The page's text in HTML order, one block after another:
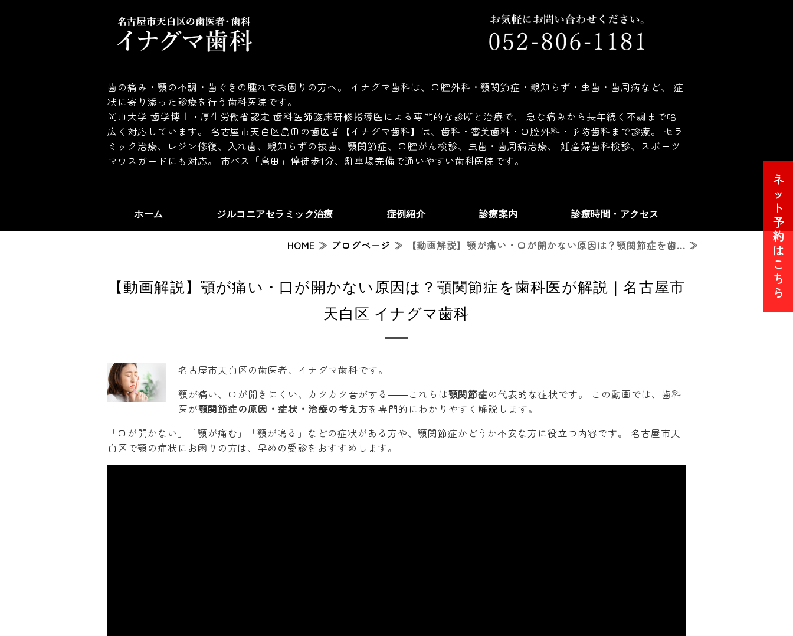
歯の痛み・顎の不調・歯ぐきの腫れでお困りの方へ。 イナグマ歯科は、口腔外科・顎関節症・親知らず・虫歯・歯周病など、 症
状に寄り添った診療を行う歯科医院です。
岡山大学 歯学博士・厚生労働省認定 歯科医師臨床研修指導医による専門的な診断と治療で、 急な痛みから長年続く不調まで幅
広く対応しています。 名古屋市天白区島田の歯医者【イナグマ歯科】は、歯科・審美歯科・口腔外科・予防歯科まで診療。 セラ
ミック治療、レジン修復、入れ歯、親知らずの抜歯、顎関節症、口腔がん検診、虫歯・歯周病治療、 妊産婦歯科検診、スポーツ
マウスガードにも対応。 市バス「島田」停徒歩1分、駐車場完備で通いやすい歯科医院です。
ホーム ジルコニアセラミック治療 症例紹介 診療案内 診療時間・アクセス
HOME ≫ ブログページ ≫ 【動画解説】顎が痛い・口が開かない原因は？顎関節症を歯... ≫
【動画解説】顎が痛い・口が開かない原因は？顎関節症を歯科医が解説｜名古屋市
天白区 イナグマ歯科
名古屋市天白区の歯医者、イナグマ歯科です。
顎が痛い、口が開きにくい、カクカク音がする――これらは顎関節症の代表的な症状です。 この動画では、歯科
医が顎関節症の原因・症状・治療の考え方を専門的にわかりやすく解説します。
「口が開かない」「顎が痛む」「顎が鳴る」などの症状がある方や、顎関節症かどうか不安な方に役立つ内容です。 名古屋市天
白区で顎の症状にお困りの方は、早めの受診をおすすめします。
ネ
ッ
ト
予
約
は
こ
ち
ら